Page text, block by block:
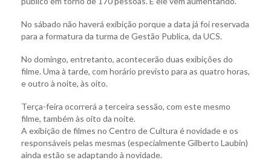
No sábado não haverá exibição porque a data já foi reservada
para a formatura da turma de Gestão Publica, da UCS.
No domingo, entretanto, acontecerão duas exibições do
filme. Uma à tarde, com horário previsto para as quatro horas,
e outro à noite, às oito.
Terça-feira ocorrerá a terceira sessão, com este mesmo
filme, também às oito da noite.
A exibição de filmes no Centro de Cultura é novidade e os
responsáveis pelas mesmas (especialmente Gilberto Laubin)
ainda estão se adaptando à novidade.